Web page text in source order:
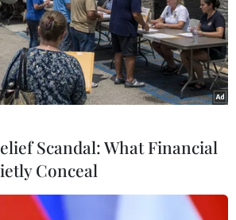
Scandal: What Financial
Conceal